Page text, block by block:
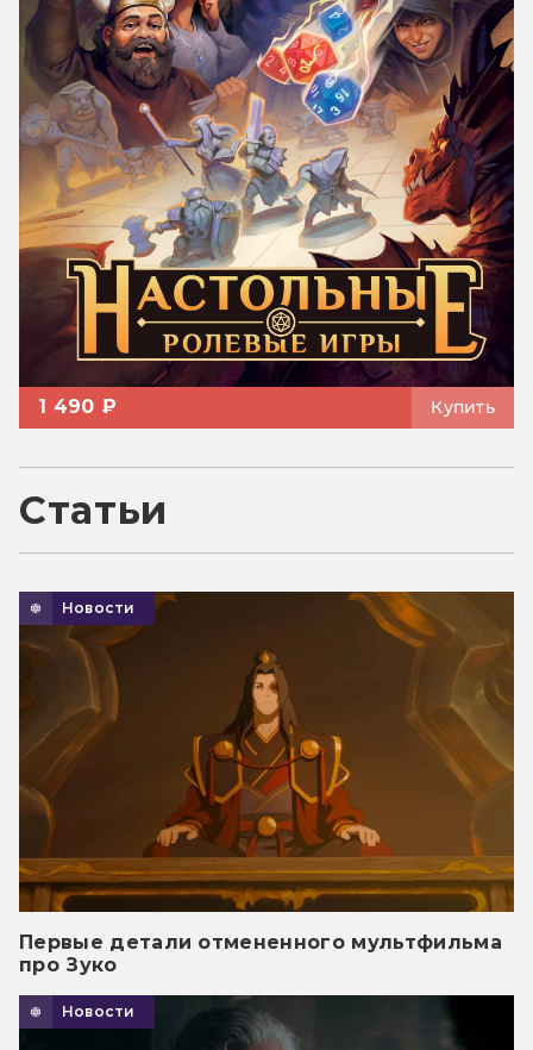
1 490 ₽ Купить
Статьи
Новости
Первые детали отмененного мультфильма
про Зуко
Новости